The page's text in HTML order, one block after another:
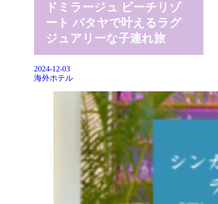
ドミラージュ ビーチリゾ
ート パタヤで叶えるラグ
ジュアリーな子連れ旅
2024-12-03
海外ホテル